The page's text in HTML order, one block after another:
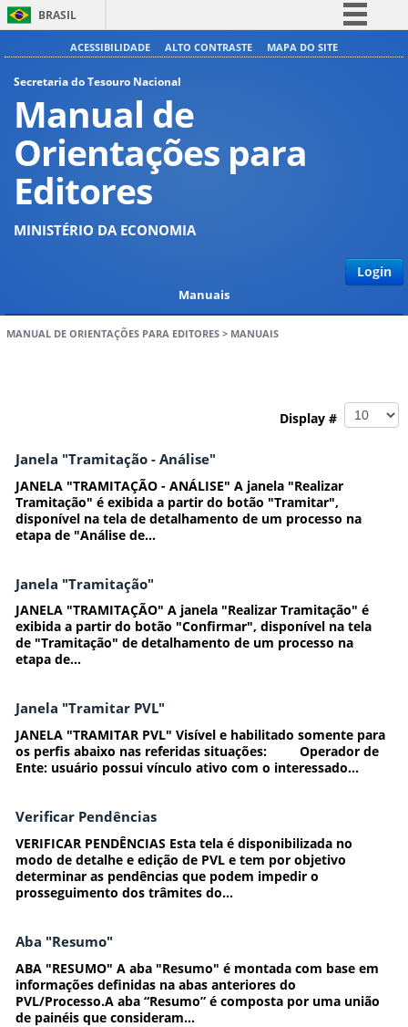
BRASIL
Simplifique!
Legislação
ACESSIBILIDADE ALTO CONTRASTE MAPA DO SITE
Secretaria do Tesouro Nacional
Manual de
Orientações para
Editores
MINISTÉRIO DA ECONOMIA
Login
Manuais
MANUAL DE ORIENTAÇÕES PARA EDITORES > MANUAIS
Display #
Janela "Tramitação - Análise"
JANELA "TRAMITAÇÃO - ANÁLISE" A janela "Realizar
Tramitação" é exibida a partir do botão "Tramitar",
disponível na tela de detalhamento de um processo na
etapa de "Análise de...
Janela "Tramitação"
JANELA "TRAMITAÇÃO" A janela "Realizar Tramitação" é
exibida a partir do botão "Confirmar", disponível na tela
de "Tramitação" de detalhamento de um processo na
etapa de...
Janela "Tramitar PVL"
JANELA "TRAMITAR PVL" Visível e habilitado somente para
os perfis abaixo nas referidas situações: Operador de
Ente: usuário possui vínculo ativo com o interessado...
Verificar Pendências
VERIFICAR PENDÊNCIAS Esta tela é disponibilizada no
modo de detalhe e edição de PVL e tem por objetivo
determinar as pendências que podem impedir o
prosseguimento dos trâmites do...
Aba "Resumo"
ABA "RESUMO" A aba "Resumo" é montada com base em
informações definidas na abas anteriores do
PVL/Processo.A aba “Resumo” é composta por uma união
de painéis que consideram...